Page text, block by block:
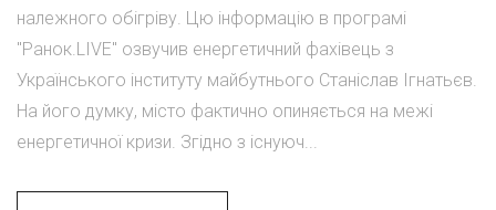
належного обігріву. Цю інформацію в програмі
"Ранок.LIVE" озвучив енергетичний фахівець з
Українського інституту майбутнього Станіслав Ігнатьєв.
На його думку, місто фактично опиняється на межі
енергетичної кризи. Згідно з існуюч...